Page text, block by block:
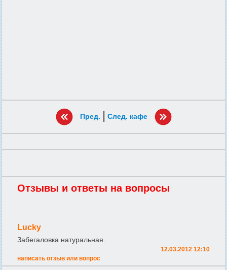
Пред. | След. кафе
Отзывы и ответы на вопросы
Lucky
Забегаловка натуральная.
12.03.2012 12:10
написать отзыв или вопрос